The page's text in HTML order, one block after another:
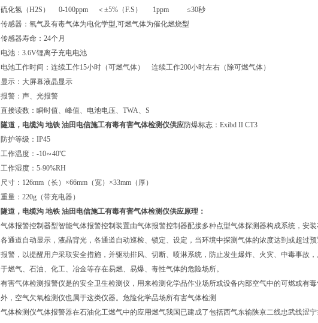
硫化氢（H2S） 0-100ppm ＜±5%（F.S） 1ppm ≤30秒
传感器：氧气及有毒气体为电化学型,可燃气体为催化燃烧型
传感器寿命：24个月
电池：3.6V锂离子充电电池
电池工作时间：连续工作15小时（可燃气体） 连续工作200小时左右（除可燃气体）
显示：大屏幕液晶显示
报警：声、光报警
直接读数：瞬时值、峰值、电池电压、TWA、S
隧道，电缆沟 地铁 油田电信施工有毒有害气体检测仪供应防爆标志：Exibd II CT3
防护等级：IP45
工作温度：-10∽40℃
工作湿度：5-90%RH
尺寸：126mm（长）×66mm（宽）×33mm（厚）
重量：220g（带充电器）
隧道，电缆沟 地铁 油田电信施工有毒有害气体检测仪供应原理：
气体报警控制器型智能气体报警控制装置由气体报警控制器配接多种点型气体探测器构成系统，安装
各通道自动显示，液晶背光，各通道自动巡检、锁定、设定，当环境中探测气体的浓度达到或超过
报警，以提醒用户采取安全措施，并驱动排风、切断、喷淋系统，防止发生爆炸、火灾、中毒事故
于燃气、石油、化工、冶金等存在易燃、易爆、毒性气体的危险场所。
有害气体检测报警仪是的安全卫生检测仪，用来检测化学品作业场所或设备内部空气中的可燃或有
外，空气欠氧检测仪也属于这类仪器。危险化学品场所有害气体检测
气体检测仪气体报警器在石油化工燃气中的应用燃气我国已建成了包括西气东输陕京二线忠武线涩